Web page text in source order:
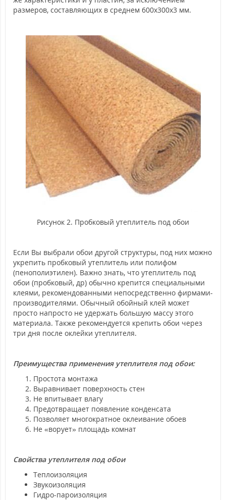
размеров, составляющих в среднем 600х300х3 мм.
Рисунок 2. Пробковый утеплитель под обои
Если Вы выбрали обои другой структуры, под них можно
укрепить пробковый утеплитель или полифом
(пенополиэтилен). Важно знать, что утеплитель под
обои (пробковый, др) обычно крепится специальными
клеями, рекомендованными непосредственно фирмами-
производителями. Обычный обойный клей может
просто напросто не удержать большую массу этого
материала. Также рекомендуется крепить обои через
три дня после оклейки утеплителя.
Преимущества применения утеплителя под обои:
Простота монтажа
Выравнивает поверхность стен
Не впитывает влагу
Предотвращает появление конденсата
Позволяет многократное оклеивание обоев
Не «ворует» площадь комнат
Свойства утеплителя под обои
Теплоизоляция
Звукоизоляция
Гидро-пароизоляция